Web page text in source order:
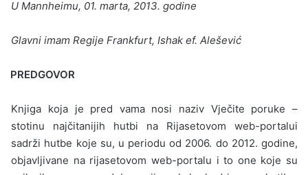
U Mannheimu, 01. marta, 2013. godine
Glavni imam Regije Frankfurt, Ishak ef. Alešević
PREDGOVOR
Knjiga koja je pred vama nosi naziv Vječite poruke –
stotinu naj­čitanijih hutbi na Rijasetovom web-portalui
sadrži hutbe koje su, u periodu od 2006. do 2012. godine,
objavljivane na rijasetovom web-portalu i to one koje su